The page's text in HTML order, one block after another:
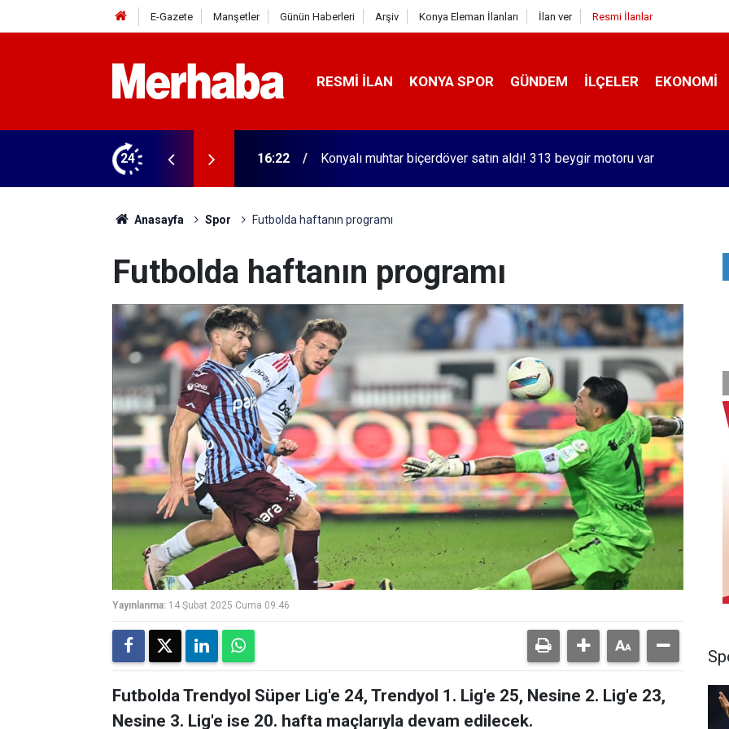
E-Gazete Manşetler Günün Haberleri Arşiv Konya Eleman İlanları İlan ver Resmi İlanlar
RESMI İLAN KONYA SPOR GÜNDEM İLÇELER EKONOMI
24
313 beygir motoru var 16:04 Konyasporlu Kramer'den yıllar sonra Galatasaraylı Osimhen itirafı
Anasayfa Spor Futbolda haftanın programı
Futbolda haftanın programı
Yayınlanma: 14 Şubat 2025 Cuma 09:46
Futbolda Trendyol Süper Lig'e 24, Trendyol 1. Lig'e 25, Nesine 2. Lig'e 23,
Nesine 3. Lig'e ise 20. hafta maçlarıyla devam edilecek.